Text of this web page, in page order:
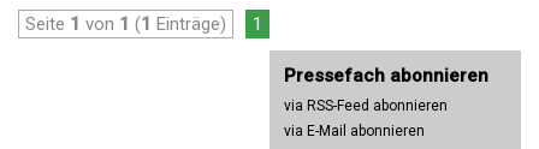
Seite 1 von 1 (1 Einträge) 1
Pressefach abonnieren
via RSS-Feed abonnieren
via E-Mail abonnieren